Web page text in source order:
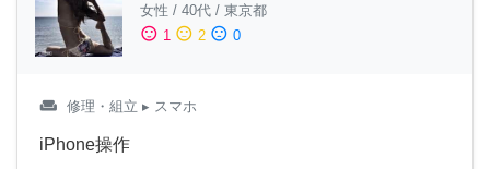
女性 / 40代 / 東京都
sentiment_satisfied 1 sentiment_neutral 2 sentiment_dissatisfied 0
weekend 修理・組立 ▸ スマホ
iPhone操作